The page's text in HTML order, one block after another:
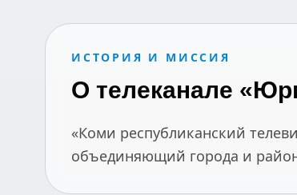
ИСТОРИЯ И МИССИЯ
О телеканале
«Коми республиканский
объединяющий города и